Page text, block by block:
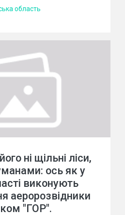
область
ні щільні ліси,
ось як у
виконують
аеророзвідники
"ГОР".